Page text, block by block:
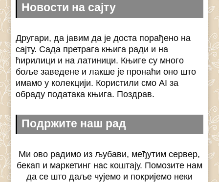
Новости на сајту
Другари, да јавим да је доста порађено на
сајту. Сада претрага књига ради и на
ћирилици и на латиници. Књиге су много
боље заведене и лакше је пронаћи оно што
имамо у колекцији. Користили смо AI за
обраду података књига. Поздрав.
Подржите наш рад
Ми ово радимо из љубави, међутим сервер,
бекап и маркетинг нас коштају. Помозите нам
да се што даље чујемо и покријемо неки